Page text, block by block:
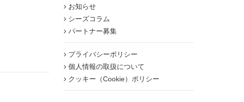
お知らせ
シーズコラム
パートナー募集
プライバシーポリシー
個人情報の取扱について
クッキー（Cookie）ポリシー